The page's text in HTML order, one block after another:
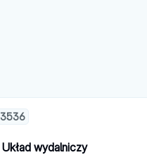
3536
Układ wydalniczy